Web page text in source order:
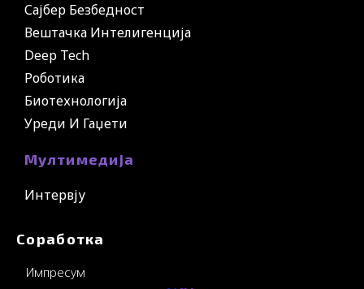
Сајбер Безбедност
Вештачка Интелигенција
Deep Tech
Роботика
Биотехнологија
Уреди И Гаџети
Мултимедија
Интервју
Соработка
Импресум